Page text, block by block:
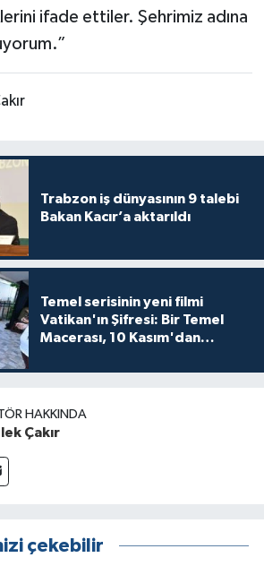
ifade ettiler. Şehrimiz adına
Trabzon iş dünyasının 9 talebi
Bakan Kacır’a aktarıldı
Temel serisinin yeni filmi
Vatikan'ın Şifresi: Bir Temel
Macerası, 10 Kasım'dan
buluşuyo
HAKKINDA
Çakır
çekebilir